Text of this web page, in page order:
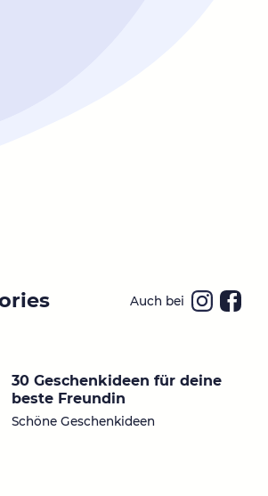
Auch bei
a
ok
30 Geschenkideen für deine
beste Freundin
Schöne Geschenkideen